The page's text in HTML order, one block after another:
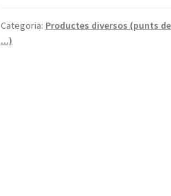
Verdaguer
-
Categoria: Productes diversos (punts
...)